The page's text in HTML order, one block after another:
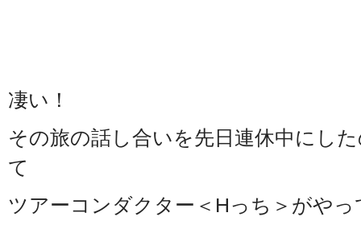
凄い！
その旅の話し合いを先日連休中にし
て
ツアーコンダクター＜Hっち＞がや